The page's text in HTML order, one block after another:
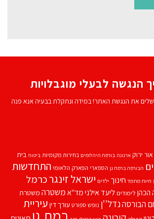
הנגשה לבעלי מוגבלויות
את הנגשת האתר! במידה ונתקלת בבעיה אנא פנה
אור ירוק ארנונה בורסת היהלומים בחירות מקומיות ביטוח בית
הבורסה ברמת גן הספארי הפארק הלאומי התחדשות
חיות מחמד חינוך ילדים ישראל זינגרכרמל
לימודים ליעד אילנימד''אמשטרה משטרת
הבורסהנדל''ן נופש ספורט עורך דין עיריית